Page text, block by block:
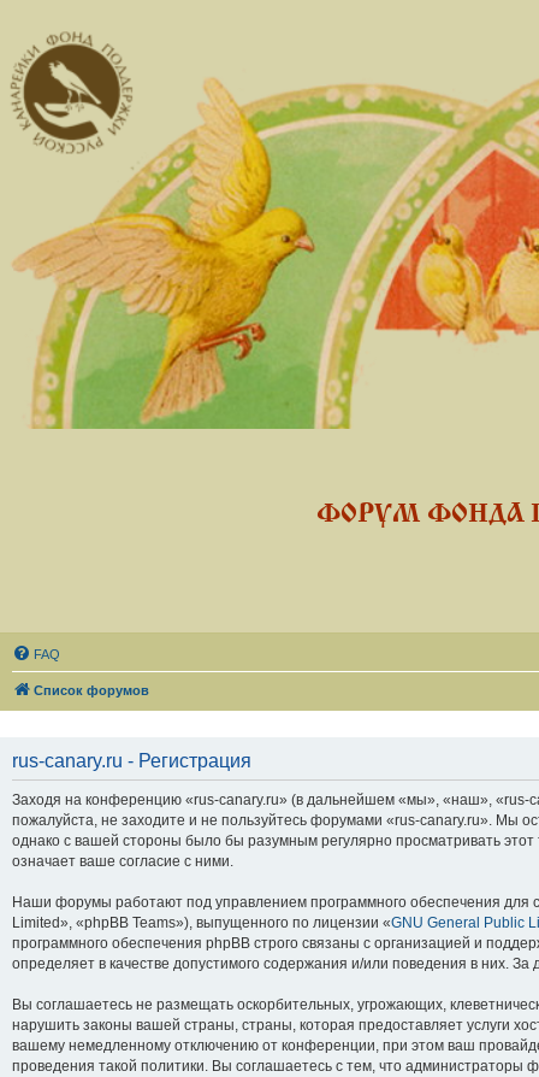
ФОРУМ ФОНДА
FAQ
Список форумов
rus-canary.ru - Регистрация
Заходя на конференцию «rus-canary.ru» (в дальнейшем «мы», «наш», «rus-
пожалуйста, не заходите и не пользуйтесь форумами «rus-canary.ru». Мы
однако с вашей стороны было бы разумным регулярно просматривать
означает ваше согласие с ними.
Наши форумы работают под управлением программного обеспечения
Limited», «phpBB Teams»), выпущенного по лицензии «GNU General Public
программного обеспечения phpBB строго связаны с организацией и
определяет в качестве допустимого содержания и/или поведения в них.
Вы соглашаетесь не размещать оскорбительных, угрожающих,
нарушить законы вашей страны, страны, которая предоставляет услуги
вашему немедленному отключению от конференции, при этом ваш
проведения такой политики. Вы соглашаетесь с тем, что